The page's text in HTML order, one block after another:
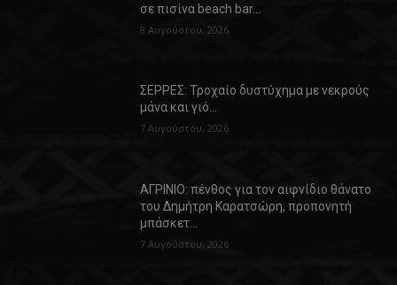
σε πισίνα beach bar…
8 Αυγούστου, 2026
ΣΕΡΡΕΣ: Τροχαίο δυστύχημα με νεκρούς
μάνα και γιό…
7 Αυγούστου, 2026
ΑΓΡΙΝΙΟ: πένθος για τον αιφνίδιο θάνατο
του Δημήτρη Καρατσώρη, προπονητή
μπάσκετ…
7 Αυγούστου, 2026